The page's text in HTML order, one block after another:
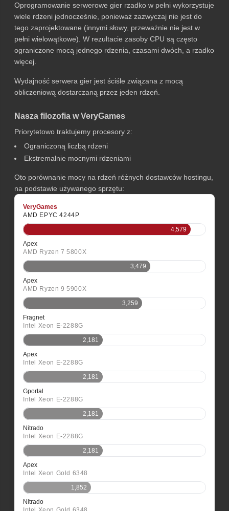
Oprogramowanie serwerowe gier rzadko w pełni wykorzystuje
wiele rdzeni jednocześnie, ponieważ zazwyczaj nie jest do
tego zaprojektowane (innymi słowy, przeważnie nie jest w
pełni wielowątkowe). W rezultacie zasoby CPU są często
ograniczone mocą jednego rdzenia, czasami dwóch, a rzadko
więcej.
Wydajność serwera gier jest ściśle związana z mocą
obliczeniową dostarczaną przez jeden rdzeń.
Nasza filozofia w VeryGames
Priorytetowo traktujemy procesory z:
Ograniczoną liczbą rdzeni
Ekstremalnie mocnymi rdzeniami
Oto porównanie mocy na rdzeń różnych dostawców hostingu,
na podstawie używanego sprzętu:
VeryGames
AMD EPYC 4244P
4,579
Apex
AMD Ryzen 7 5800X
3,479
Apex
AMD Ryzen 9 5900X
3,259
Fragnet
Intel Xeon E-2288G
2,181
Apex
Intel Xeon E-2288G
2,181
Gportal
Intel Xeon E-2288G
2,181
Nitrado
Intel Xeon E-2288G
2,181
Apex
Intel Xeon Gold 6348
1,852
Nitrado